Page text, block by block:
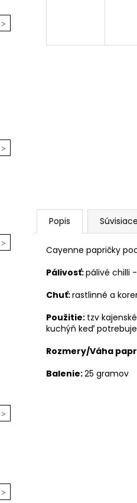
Popis
Cayenne papričky
Pálivosť:pálivé chilli -
Chuť:rastlinné a
Použitie: tzv
kuchýň keď
Rozmery/Váha
Balenie:25 gramov